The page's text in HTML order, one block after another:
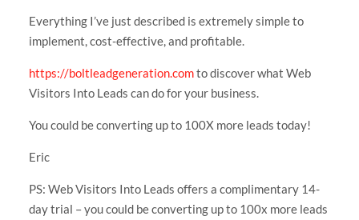
Everything I’ve just described is extremely simple to
implement, cost-effective, and profitable.
https://boltleadgeneration.comto discover what Web
Visitors Into Leads can do for your business.
You could be converting up to 100X more leads today!
Eric
PS: Web Visitors Into Leads offers a complimentary 14-
day trial – you could be converting up to 100x more leads